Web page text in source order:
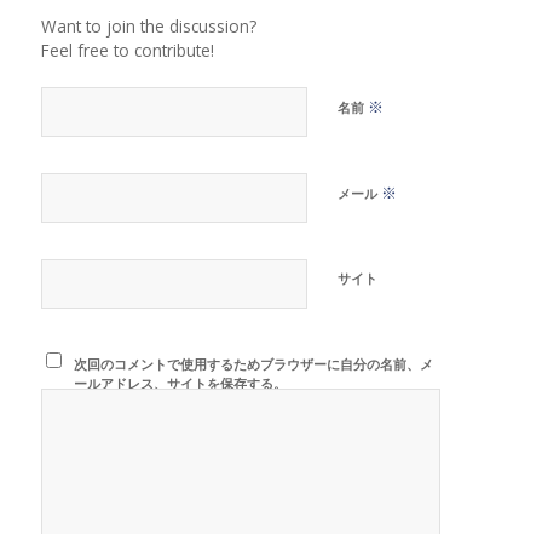
Want to join the discussion?
Feel free to contribute!
名前 ※
メール ※
サイト
次回のコメントで使用するためブラウザーに自分の名前、メ
ールアドレス、サイトを保存する。